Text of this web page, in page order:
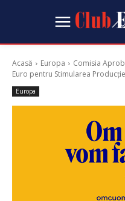
Acasă Europa
Comisia
Euro pentru Stimularea
Europa